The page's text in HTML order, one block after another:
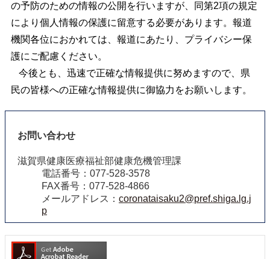
の予防のための情報の公開を行いますが、同第2項の規定
により個人情報の保護に留意する必要があります。報道
機関各位におかれては、報道にあたり、プライバシー保
護にご配慮ください。
今後とも、迅速で正確な情報提供に努めますので、県
民の皆様への正確な情報提供に御協力をお願いします。
お問い合わせ
滋賀県健康医療福祉部健康危機管理課
電話番号：077-528-3578
FAX番号：077-528-4866
メールアドレス： coronataisaku2@pref.shiga.lg.j
p